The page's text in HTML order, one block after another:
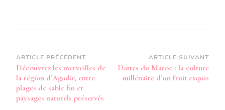
Navigation
d’article
ARTICLE PRÉCÉDENT
Découvrez les merveilles de
la région d’Agadir, entre
plages de sable fin et
paysages naturels préservés
ARTICLE SUIVANT
Dattes du Maroc : la culture
millénaire d’un fruit exquis